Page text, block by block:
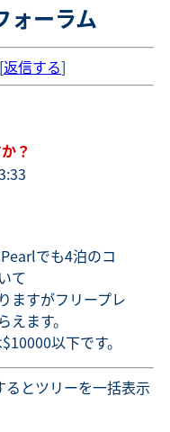
ォーラム
返信する]
？
でも4泊のコ
て
ますがフリープレ
ます。
以下です。
るとツリーを一括表示